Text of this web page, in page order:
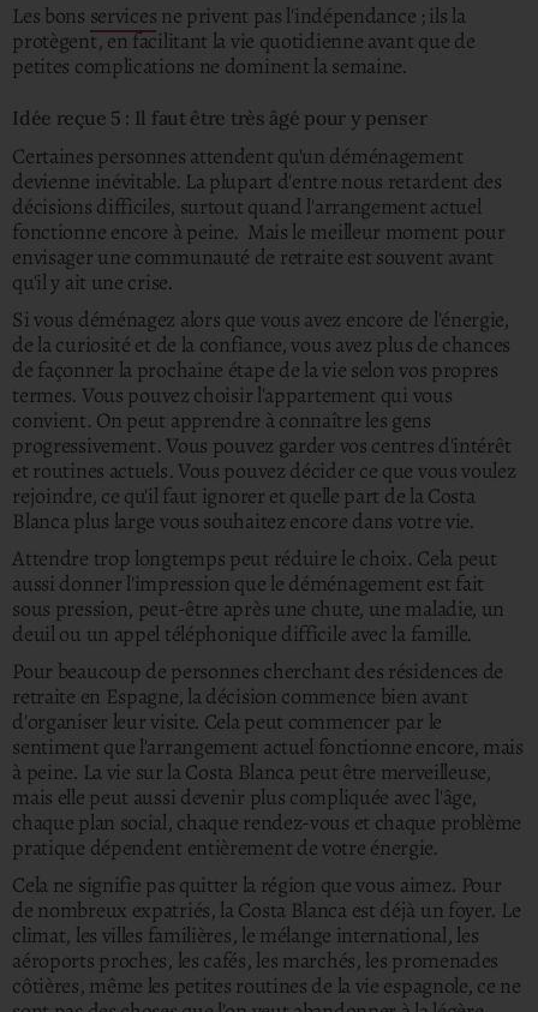
Les bons services ne privent pas l'indépendance ; ils la
protègent, en facilitant la vie quotidienne avant que de
petites complications ne dominent la semaine.
Idée reçue 5 : Il faut être très âgé pour y penser
Certaines personnes attendent qu'un déménagement
devienne inévitable. La plupart d'entre nous retardent des
décisions difficiles, surtout quand l'arrangement actuel
fonctionne encore à peine. Mais le meilleur moment pour
envisager une communauté de retraite est souvent avant
qu'il y ait une crise.
Si vous déménagez alors que vous avez encore de l'énergie,
de la curiosité et de la confiance, vous avez plus de chances
de façonner la prochaine étape de la vie selon vos propres
termes. Vous pouvez choisir l'appartement qui vous
convient. On peut apprendre à connaître les gens
progressivement. Vous pouvez garder vos centres d'intérêt
et routines actuels. Vous pouvez décider ce que vous voulez
rejoindre, ce qu'il faut ignorer et quelle part de la Costa
Blanca plus large vous souhaitez encore dans votre vie.
Attendre trop longtemps peut réduire le choix. Cela peut
aussi donner l'impression que le déménagement est fait
sous pression, peut-être après une chute, une maladie, un
deuil ou un appel téléphonique difficile avec la famille.
Pour beaucoup de personnes cherchant des résidences de
retraite en Espagne, la décision commence bien avant
d'organiser leur visite. Cela peut commencer par le
sentiment que l'arrangement actuel fonctionne encore, mais
à peine. La vie sur la Costa Blanca peut être merveilleuse,
mais elle peut aussi devenir plus compliquée avec l'âge,
chaque plan social, chaque rendez-vous et chaque problème
pratique dépendent entièrement de votre énergie.
Cela ne signifie pas quitter la région que vous aimez. Pour
de nombreux expatriés, la Costa Blanca est déjà un foyer. Le
climat, les villes familières, le mélange international, les
aéroports proches, les cafés, les marchés, les promenades
côtières, même les petites routines de la vie espagnole, ce ne